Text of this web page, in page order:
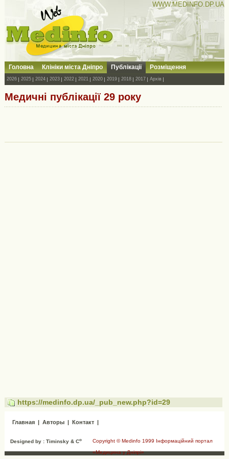
WWW.MEDINFO.DP.UA
Головна Клініки міста Дніпро Публікації Розміщення
2026 2025 2024 2023 2022 2021 2020 2019 2018 2017 Архів
Медичні публікації 29 року
https://medinfo.dp.ua/_pub_new.php?id=29
Главная | Авторы | Контакт |
Copyright © Medinfo 1999 Інформаційний портал
«Медицина у Дніпрі»
Designed by : Timinsky & Co